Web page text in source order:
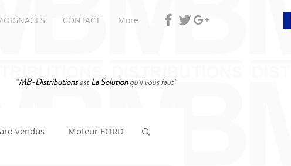
CONTACT More
MB-DistributionsestLa Solutionqu'il vous faut"
vendus Moteur FORD